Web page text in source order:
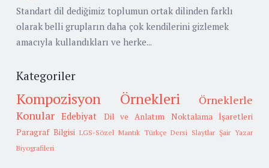
Standart dil dediğimiz toplumun ortak dilinden farklı
olarak belli grupların daha çok kendilerini gizlemek
amacıyla kullandıkları ve herke...
Kategoriler
Kompozisyon Örnekleri
Örneklerle
Konular Edebiyat Dil ve Anlatım
Noktalama İşaretleri
Paragraf Bilgisi LGS-Sözel Mantık Türkçe Dersi Slaytlar Şair Yazar
Biyografileri